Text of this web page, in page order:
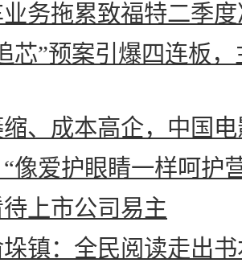
务拖累致福特二季
芯”预案引爆四连板
、成本高企，中国
像爱护眼睛一样呵护
上市公司易主
镇：全民阅读走出